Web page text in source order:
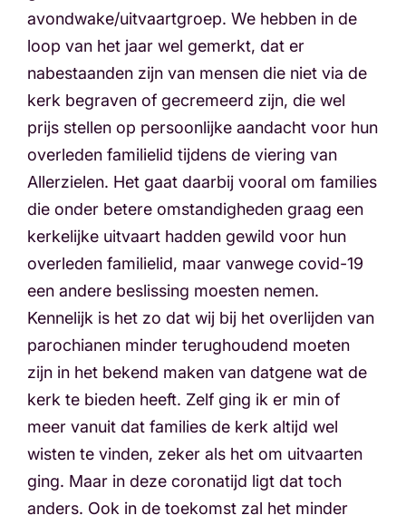
avondwake/uitvaartgroep. We hebben in de
loop van het jaar wel gemerkt, dat er
nabestaanden zijn van mensen die niet via de
kerk begraven of gecremeerd zijn, die wel
prijs stellen op persoonlijke aandacht voor hun
overleden familielid tijdens de viering van
Allerzielen. Het gaat daarbij vooral om families
die onder betere omstandigheden graag een
kerkelijke uitvaart hadden gewild voor hun
overleden familielid, maar vanwege covid-19
een andere beslissing moesten nemen.
Kennelijk is het zo dat wij bij het overlijden van
parochianen minder terughoudend moeten
zijn in het bekend maken van datgene wat de
kerk te bieden heeft. Zelf ging ik er min of
meer vanuit dat families de kerk altijd wel
wisten te vinden, zeker als het om uitvaarten
ging. Maar in deze coronatijd ligt dat toch
anders. Ook in de toekomst zal het minder